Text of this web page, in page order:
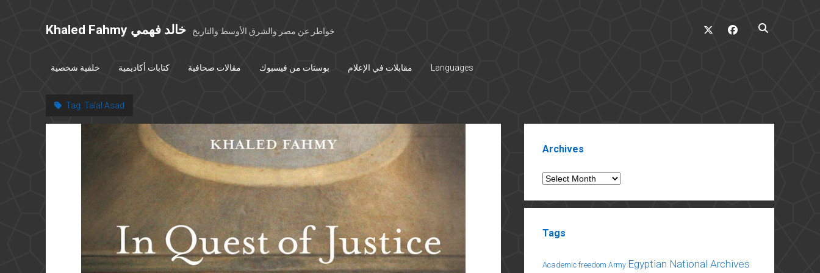
Khaled Fahmy خالد فهمي خواطر عن مصر والشرق الأوسط والتاريخ
twitter facebook
خلفية شخصية كتابات أكاديمية مقالات صحافية بوستات من فيسبوك مقابلات في الإعلام Languages
Tag: Talal Asad
Archives
Archives
Tags
Academic freedom Army Egyptian National Archives